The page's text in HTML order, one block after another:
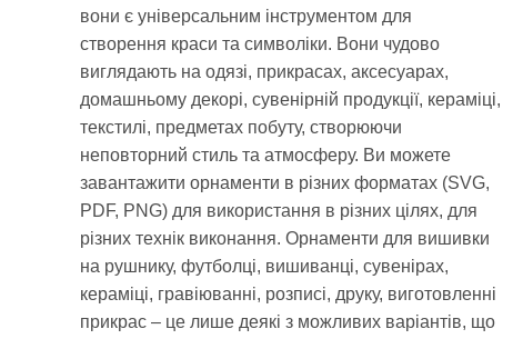
вони є універсальним інструментом для
створення краси та символіки. Вони чудово
виглядають на одязі, прикрасах, аксесуарах,
домашньому декорі, сувенірній продукції, кераміці,
текстилі, предметах побуту, створюючи
неповторний стиль та атмосферу. Ви можете
завантажити орнаменти в різних форматах (SVG,
PDF, PNG) для використання в різних цілях, для
різних технік виконання. Орнаменти для вишивки
на рушнику, футболці, вишиванці, сувенірах,
кераміці, гравіюванні, розписі, друку, виготовленні
прикрас – це лише деякі з можливих варіантів, що